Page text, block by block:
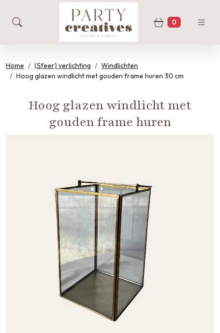
zoeken
0
Home (Sfeer) verlichting
Windlichten
Hoog glazen windlicht met gouden frame huren 30 cm
Hoog glazen windlicht met
gouden frame huren